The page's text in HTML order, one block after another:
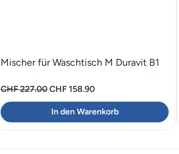
Mischer für Waschtisch M Duravit B1
CHF227.00Ursprünglicher
Preis
war:
CHF158.90Aktueller
Preis
ist:
In den Warenkorb